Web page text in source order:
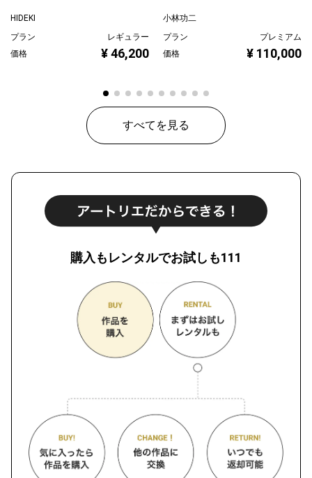
HIDEKI
プラン
レギュラー
価格
¥ 46,200
小林功二
プラン
プレミアム
価格
¥ 110,000
すべてを見る
購入もレンタルでお試しも111